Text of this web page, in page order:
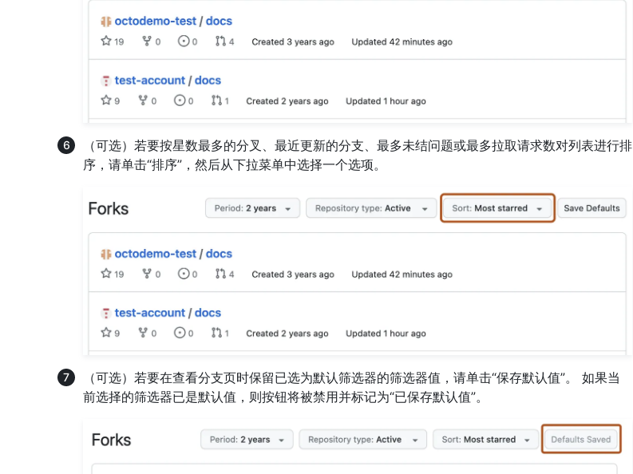
（可选）若要按星数最多的分叉、最近更新的分支、最多未结问题或最多拉取请求数对列表进行排
序，请单击“排序”，然后从下拉菜单中选择一个选项。
（可选）若要在查看分支页时保留已选为默认筛选器的筛选器值，请单击“保存默认值”。 如果当
前选择的筛选器已是默认值，则按钮将被禁用并标记为“已保存默认值”。